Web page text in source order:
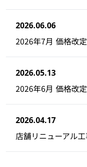
2026.06.06
2026年7月 価格改
2026.05.13
2026年6月 価格改
2026.04.17
店舗リニューアル